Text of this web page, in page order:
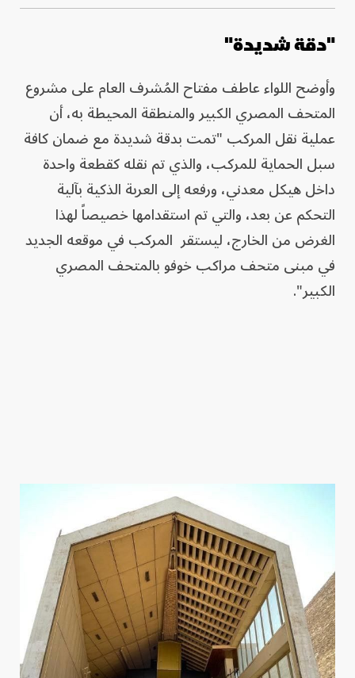
"دقة شديدة"
وأوضح اللواء عاطف مفتاح المُشرف العام على مشروع
المتحف المصري الكبير والمنطقة المحيطة به، أن
عملية نقل المركب "تمت بدقة شديدة مع ضمان كافة
سبل الحماية للمركب، والذي تم نقله كقطعة واحدة
داخل هيكل معدني، ورفعه إلى العربة الذكية بآلية
التحكم عن بعد، والتي تم استقدامها خصيصاً لهذا
الغرض من الخارج، ليستقر المركب في موقعه الجديد
في مبنى متحف مراكب خوفو بالمتحف المصري
الكبير".